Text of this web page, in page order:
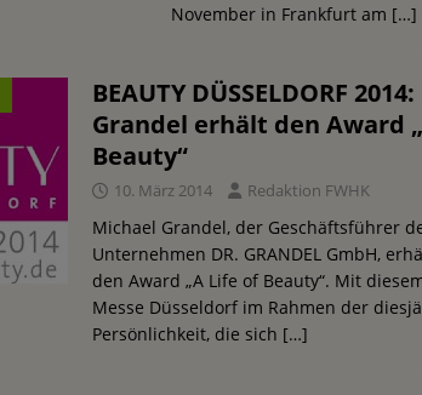
November in Frankfurt am […]
BEAUTY DÜSSELDORF
Grandel erhält den Award
Beauty“
10. März 2014 Redaktion FWHK
Michael Grandel, der Geschäftsführer
Unternehmen DR. GRANDEL GmbH,
den Award „A Life of Beauty“. Mit
Messe Düsseldorf im Rahmen der
Persönlichkeit, die sich […]